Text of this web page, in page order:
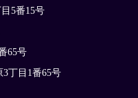
5番15号
65号
丁目1番65号